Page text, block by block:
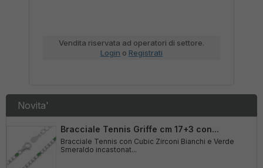
Vendita riservata ad operatori di settore.
Login o Registrati
Novita'
Bracciale Tennis Griffe cm 17+3 con...
Bracciale Tennis con Cubic Zirconi Bianchi e Verde
Smeraldo incastonat...